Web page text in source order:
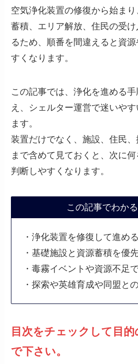
空気浄化装置の修復から始ま
蓄積、エリア解放、住民の受
るため、順番を間違えると資
すくなります。
この記事では、浄化を進める
え、シェルター運営で迷いや
ます。
装置だけでなく、施設、住民
まで含めて見ておくと、次に
判断しやすくなります。
この記事でわか
・浄化装置を修復して進め
・基礎施設と資源蓄積を優
・毒霧イベントや資源不足
・探索や英雄育成や同盟と
目次をチェックして目
で下さい。